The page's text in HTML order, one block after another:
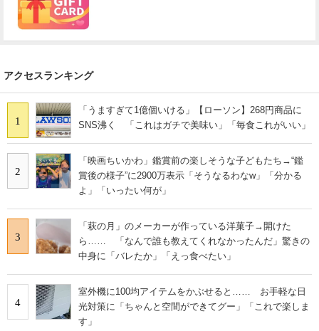
アクセスランキング
1
「うますぎて1億個いける」【ローソン】268円商品に
SNS沸く 「これはガチで美味い」「毎食これがいい」
2
「映画ちいかわ」鑑賞前の楽しそうな子どもたち→“鑑
賞後の様子”に2900万表示「そうなるわなw」「分かる
よ」「いったい何が」
3
「萩の月」のメーカーが作っている洋菓子→開けた
ら…… 「なんで誰も教えてくれなかったんだ」驚きの
中身に「バレたか」「えっ食べたい」
4
室外機に100均アイテムをかぶせると…… お手軽な日
光対策に「ちゃんと空間ができてグー」「これで楽しま
す」